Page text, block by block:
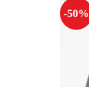
-50%